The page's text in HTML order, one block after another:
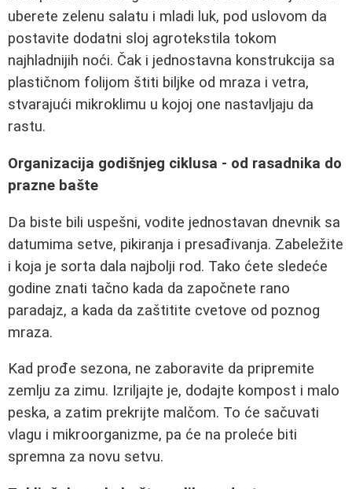
uberete zelenu salatu i mladi luk, pod uslovom da
postavite dodatni sloj agrotekstila tokom
najhladnijih noći. Čak i jednostavna konstrukcija sa
plastičnom folijom štiti biljke od mraza i vetra,
stvarajući mikroklimu u kojoj one nastavljaju da
rastu.
Organizacija godišnjeg ciklusa - od rasadnika do
prazne bašte
Da biste bili uspešni, vodite jednostavan dnevnik sa
datumima setve, pikiranja i presađivanja. Zabeležite
i koja je sorta dala najbolji rod. Tako ćete sledeće
godine znati tačno kada da započnete rano
paradajz, a kada da zaštitite cvetove od poznog
mraza.
Kad prođe sezona, ne zaboravite da pripremite
zemlju za zimu. Izriljajte je, dodajte kompost i malo
peska, a zatim prekrijte malčom. To će sačuvati
vlagu i mikroorganizme, pa će na proleće biti
spremna za novu setvu.